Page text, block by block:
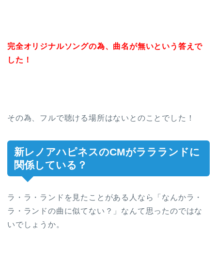
完全オリジナルソングの為、曲名が無いという答えで
した！
その為、フルで聴ける場所はないとのことでした！
新レノアハピネスのCMがララランドに
関係している？
ラ・ラ・ランドを見たことがある人なら「なんかラ・
ラ・ランドの曲に似てない？」なんて思ったのではな
いでしょうか。